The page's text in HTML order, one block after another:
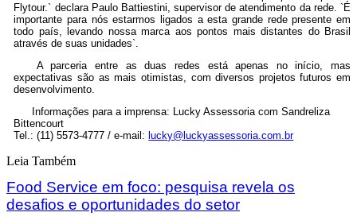
Flytour.` declara Paulo Battiestini, supervisor de atendimento da rede. `É
importante para nós estarmos ligados a esta grande rede presente em
todo país, levando nossa marca aos pontos mais distantes do Brasil
através de suas unidades`.
A parceria entre as duas redes está apenas no início, mas
expectativas são as mais otimistas, com diversos projetos futuros em
desenvolvimento.
Informações para a imprensa: Lucky Assessoria comSandreliza
Bittencourt
Tel.: (11) 5573-4777 / e-mail: lucky@luckyassessoria.com.br
Leia Também
Food Service em foco: pesquisa revela os
desafios e oportunidades do setor